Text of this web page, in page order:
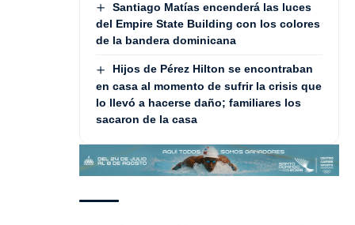
Santiago Matías encenderá las luces
del Empire State Building con los colores
de la bandera dominicana
Hijos de Pérez Hilton se encontraban
en casa al momento de sufrir la crisis que
lo llevó a hacerse daño; familiares los
sacaron de la casa